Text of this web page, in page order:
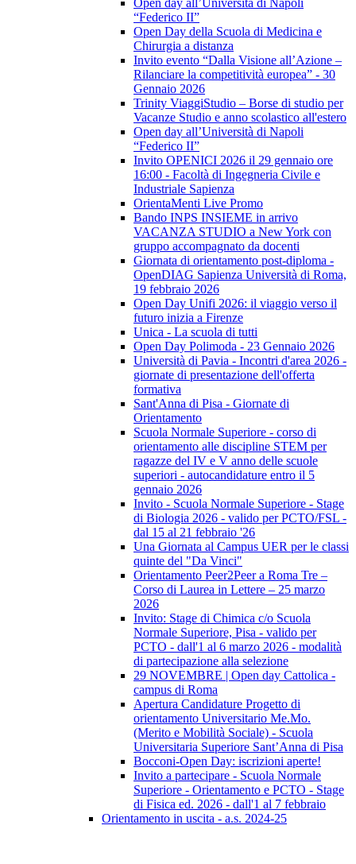
Open day all’Università di Napoli
“Federico II”
Open Day della Scuola di Medicina e
Chirurgia a distanza
Invito evento “Dalla Visione all’Azione –
Rilanciare la competitività europea” - 30
Gennaio 2026
Trinity ViaggiStudio – Borse di studio per
Vacanze Studio e anno scolastico all'estero
Open day all’Università di Napoli
“Federico II”
Invito OPENICI 2026 il 29 gennaio ore
16:00 - Facoltà di Ingegneria Civile e
Industriale Sapienza
OrientaMenti Live Promo
Bando INPS INSIEME in arrivo
VACANZA STUDIO a New York con
gruppo accompagnato da docenti
Giornata di orientamento post-diploma -
OpenDIAG Sapienza Università di Roma,
19 febbraio 2026
Open Day Unifi 2026: il viaggio verso il
futuro inizia a Firenze
Unica - La scuola di tutti
Open Day Polimoda - 23 Gennaio 2026
Università di Pavia - Incontri d'area 2026 -
giornate di presentazione dell'offerta
formativa
Sant'Anna di Pisa - Giornate di
Orientamento
Scuola Normale Superiore - corso di
orientamento alle discipline STEM per
ragazze del IV e V anno delle scuole
superiori - autocandidature entro il 5
gennaio 2026
Invito - Scuola Normale Superiore - Stage
di Biologia 2026 - valido per PCTO/FSL -
dal 15 al 21 febbraio '26
Una Giornata al Campus UER per le classi
quinte del "Da Vinci"
Orientamento Peer2Peer a Roma Tre –
Corso di Laurea in Lettere – 25 marzo
2026
Invito: Stage di Chimica c/o Scuola
Normale Superiore, Pisa - valido per
PCTO - dall'1 al 6 marzo 2026 - modalità
di partecipazione alla selezione
29 NOVEMBRE | Open day Cattolica -
campus di Roma
Apertura Candidature Progetto di
orientamento Universitario Me.Mo.
(Merito e Mobilità Sociale) - Scuola
Universitaria Superiore Sant’Anna di Pisa
Bocconi-Open Day: iscrizioni aperte!
Invito a partecipare - Scuola Normale
Superiore - Orientamento e PCTO - Stage
di Fisica ed. 2026 - dall'1 al 7 febbraio
Orientamento in uscita - a.s. 2024-25